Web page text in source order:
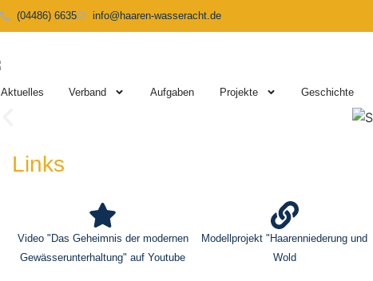
(04486) 6635 info@haaren-wasseracht.de
Aktuelles Verband Aufgaben Projekte Geschichte
Links
Video "Das Geheimnis der modernen
Gewässerunterhaltung" auf Youtube
Modellprojekt "Haarenniederung und
Wold